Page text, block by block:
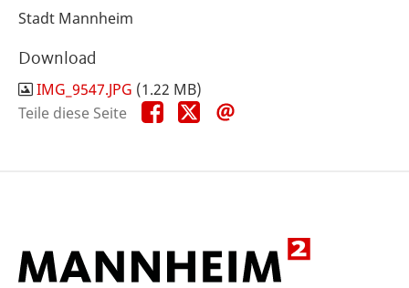
Stadt Mannheim
Download
IMG_9547.JPG (1.22 MB)
Teile diese Seite
Teile
diese
Teile
diese